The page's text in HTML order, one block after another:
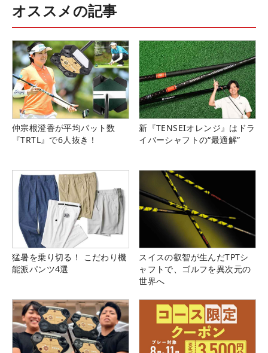
オススメの記事
仲宗根澄香が平均パット数
『TRTL』で6人抜き！
新『TENSEIオレンジ』はドラ
イバーシャフトの“最適解”
猛暑を乗り切る！ こだわり機
能派パンツ4選
スイスの叡智が生んだTPTシ
ャフトで、ゴルフを異次元の
世界へ